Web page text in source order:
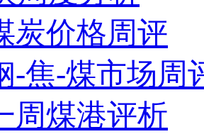
炭价格周评
-焦-煤市场周
周煤港评析